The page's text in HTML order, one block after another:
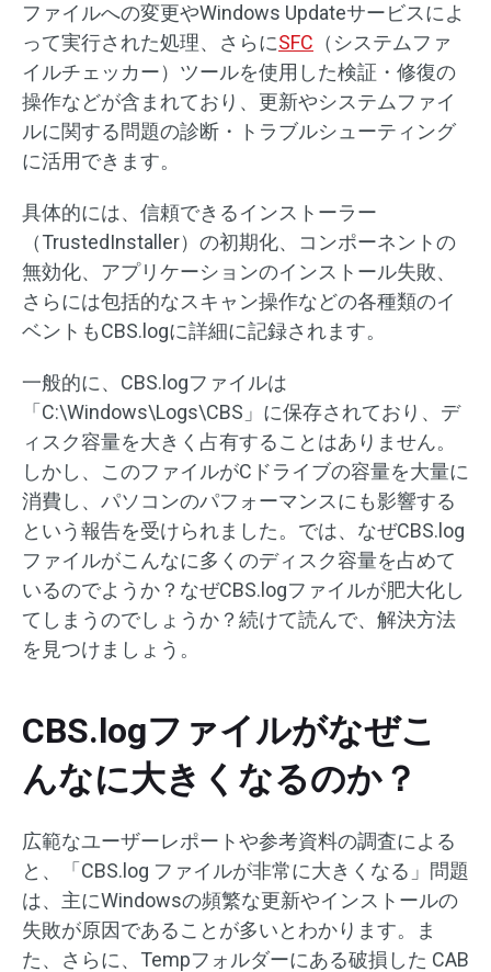
ファイルへの変更やWindows Updateサービスによ
って実行された処理、さらにSFC （システムファ
イルチェッカー）ツールを使用した検証・修復の
操作などが含まれており、更新やシステムファイ
ルに関する問題の診断・トラブルシューティング
に活用できます。
具体的には、信頼できるインストーラー
（TrustedInstaller）の初期化、コンポーネントの
無効化、アプリケーションのインストール失敗、
さらには包括的なスキャン操作などの各種類のイ
ベントもCBS.logに詳細に記録されます。
一般的に、CBS.logファイルは
「C:\Windows\Logs\CBS」に保存されており、デ
ィスク容量を大きく占有することはありません。
しかし、このファイルがCドライブの容量を大量に
消費し、パソコンのパフォーマンスにも影響する
という報告を受けられました。では、なぜCBS.log
ファイルがこんなに多くのディスク容量を占めて
いるのでようか？なぜCBS.logファイルが肥大化し
てしまうのでしょうか？続けて読んで、解決方法
を見つけましょう。
CBS.logファイルがなぜこ
んなに大きくなるのか？
広範なユーザーレポートや参考資料の調査による
と、「CBS.log ファイルが非常に大きくなる」問題
は、主にWindowsの頻繁な更新やインストールの
失敗が原因であることが多いとわかります。ま
た、さらに、Tempフォルダーにある破損した CAB